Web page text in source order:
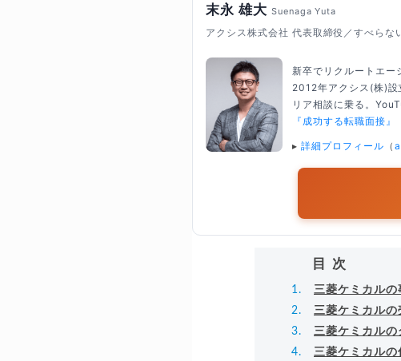
末永 雄大 Suenaga Yuta
アクシス株式会社 代表取締役／すべらな
新卒でリクルートエー
2012年アクシス(株)設
リア相談に乗る。
『成功する転職面接』
▸ 詳細プロフィール （
目次
三菱ケミカル
三菱ケミカルの
三菱ケミカルの
三菱ケミカルの